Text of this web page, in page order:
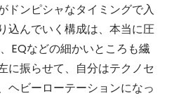
ドンピシャなタイミングで入
込んでいく構成は、本当に圧
EQなどの細かいところも繊
に振らせて、自分はテクノセ
ヘビーローテーションになっ